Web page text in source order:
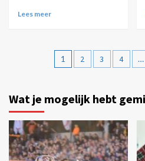
Lees meer
1 2 3 4 …
Wat je mogelijk hebt